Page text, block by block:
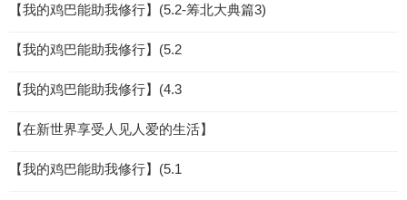
【我的鸡巴能助我修行】(5.2-筹北大典篇3)
【我的鸡巴能助我修行】(5.2
【我的鸡巴能助我修行】(4.3
【在新世界享受人见人爱的生活】
【我的鸡巴能助我修行】(5.1